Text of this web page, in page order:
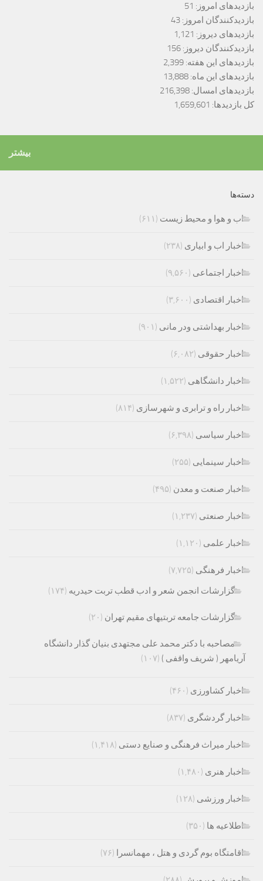
بازدیدهای امروز: 51
بازدیدکنندگان امروز: 43
بازدیدهای دیروز: 1,121
بازدیدکنندگان دیروز: 156
بازدیدهای این هفته: 2,399
بازدیدهای این ماه: 13,888
بازدیدهای امسال: 216,398
کل بازدیدها: 1,659,601
بیشتر
دسته‌ها
اب و هوا و محیط زیست (۶۱۱)
اخبار اب و ابیاری (۲۳۸)
اخبار اجتماعی (۹,۵۶۰)
اخبار اقتصادی (۳,۶۰۰)
اخبار بهداشتی ودر مانی (۹۰۱)
اخبار حقوقی (۶,۰۸۲)
اخبار دانشگاهی (۱,۵۲۲)
اخبار راه و ترابری و شهرسازی (۸۱۴)
اخبار سیاسی (۶,۳۹۸)
اخبار سینمایی (۲۵۵)
اخبار صنعت و معدن (۴۹۵)
اخبار صنعتی (۱,۲۳۷)
اخبار علمی (۱,۱۲۰)
اخبار فرهنگی (۷,۷۲۵)
گزارشات انجمن شعر و ادب قطب تربت حیدریه (۱۷۴)
گزارشات جامعه تربتیهای مقیم تهران (۲۰)
مصاحبه با دکتر محمد علی مجتهدی بنیان گذار دانشگاه
آریامهر ( شریف واقفی ) (۱۰۷)
اخبار کشاورزی (۴۶۰)
اخبار گردشگری (۸۳۷)
اخبار میراث فرهنگی و صنایع دستی (۱,۴۱۸)
اخبار هنری (۱,۴۸۰)
اخبار ورزشی (۱۲۸)
اطلاعیه ها (۳۵۰)
اقامتگاه بوم گردی و هتل ، مهمانسرا (۷۶)